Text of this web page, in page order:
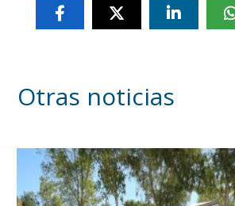
Otras noticias